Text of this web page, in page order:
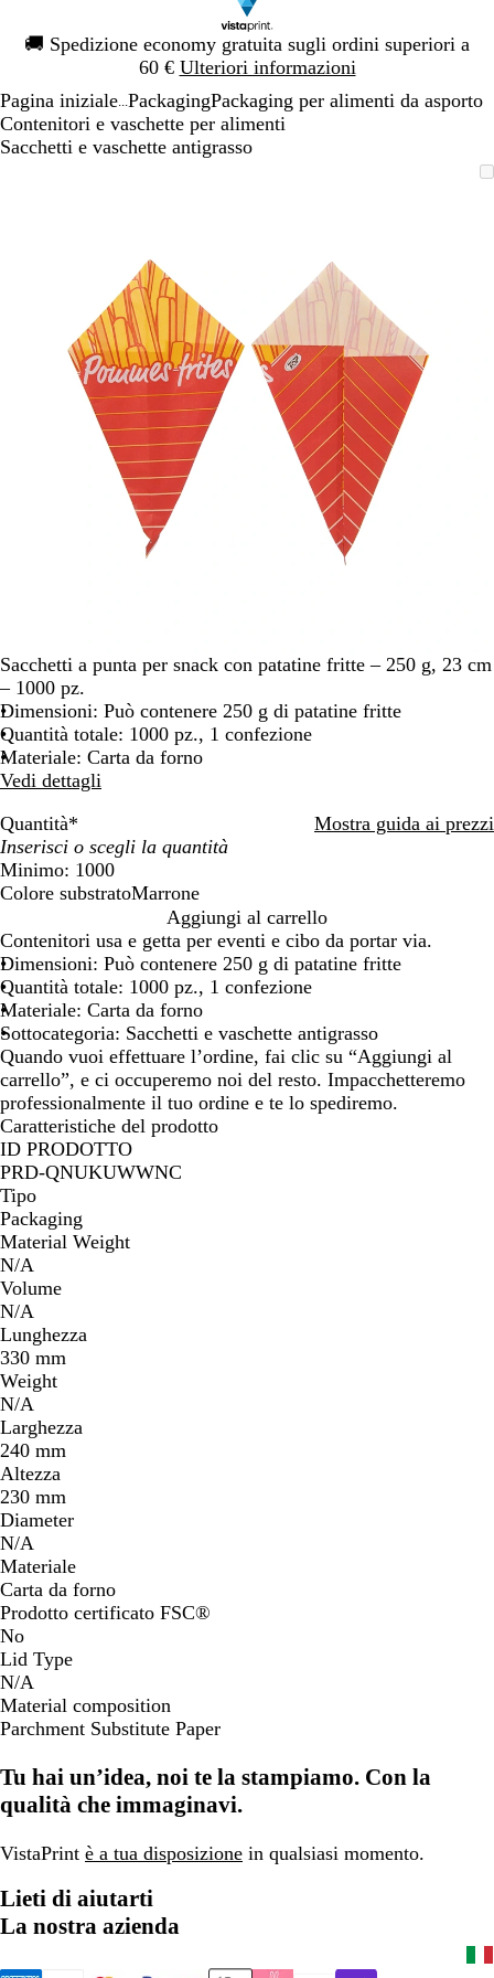
🚚 Spedizione economy gratuita sugli ordini superiori a
60 € Ulteriori informazioni
Diapositiva
1
Pagina iniziale PackagingPackaging per alimenti da asporto
Contenitori e vaschette per alimenti
Sacchetti e vaschette antigrasso
ingrandire
o
ridurre
frecce
spostarti
Sacchetti a punta per snack con patatine fritte – 250 g, 23 cm
– 1000 pz.
Dimensioni: Può contenere 250 g di patatine fritte
Quantità totale: 1000 pz., 1 confezione
Materiale: Carta da forno
Vedi dettagli
Quantità* Mostra guida ai prezzi
Minimo: 1000
Colore substratoMarrone
a
r
r
o
n
e
Aggiungi al carrello
Contenitori usa e getta per eventi e cibo da portar via.
Dimensioni: Può contenere 250 g di patatine fritte
Quantità totale: 1000 pz., 1 confezione
Materiale: Carta da forno
Sottocategoria: Sacchetti e vaschette antigrasso
Quando vuoi effettuare l’ordine, fai clic su “Aggiungi al
carrello”, e ci occuperemo noi del resto. Impacchetteremo
professionalmente il tuo ordine e te lo spediremo.
Caratteristiche del prodotto
ID PRODOTTO
PRD-QNUKUWWNC
Tipo
Packaging
Material Weight
N/A
Volume
N/A
Lunghezza
330 mm
Weight
N/A
Larghezza
240 mm
Altezza
230 mm
Diameter
N/A
Materiale
Carta da forno
Prodotto certificato FSC®
No
Lid Type
N/A
Material composition
Parchment Substitute Paper
Tu hai un’idea, noi te la stampiamo. Con la
qualità che immaginavi.
VistaPrint è a tua disposizione in qualsiasi momento.
Lieti di aiutarti
La nostra azienda